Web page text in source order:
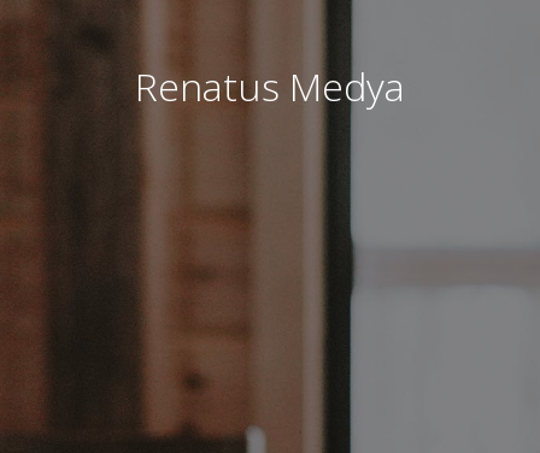
Renatus Medya